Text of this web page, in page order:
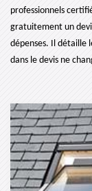
professionnels
gratuitement un
dépenses. Il détaille
dans le devis ne